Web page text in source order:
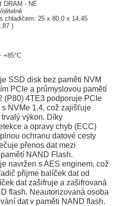
DRAM - NE
chladičem: 25 x 80,0 x 14,45
)
+85°C
SSD disk bez paměti NVM
PCIe a průmyslovou pamětí
(P80) 4TE3 podporuje PCIe
NVMe 1.4, což zajišťuje
výkon. Díky
a opravy chyb (ECC)
ochranu datové cesty
přenos dat mezi
NAND Flash.
navržen s AES enginem, což
přijme balíček dat od
dat zašifruje a zašifrovaná
flash. Neautorizovaná osoba
dat v paměti NAND flash.